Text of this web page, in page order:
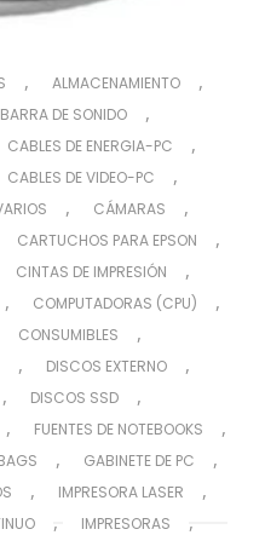
, ALMACENAMIENTO ,
BARRA DE SONIDO ,
CABLES DE ENERGIA-PC ,
CABLES DE VIDEO-PC ,
, CÁMARAS ,
CARTUCHOS PARA EPSON ,
CINTAS DE IMPRESIÓN ,
, COMPUTADORAS (CPU) ,
CONSUMIBLES ,
, DISCOS EXTERNO ,
, DISCOS SSD ,
, FUENTES DE NOTEBOOKS ,
, GABINETE DE PC ,
, IMPRESORA LASER ,
, IMPRESORAS ,